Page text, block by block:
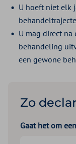
U hoeft niet elk
U mag direct na
behandeling
een gewone
Zo
Gaat het om